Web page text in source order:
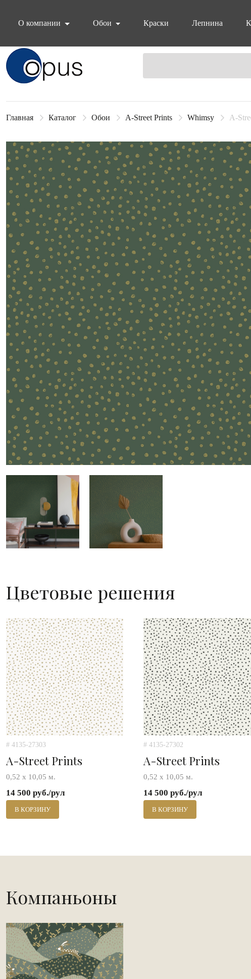
О компании
Обои Краски Лепнина
Блок поиска
Главная Каталог Обои A-Street Prints Whimsy A-
Цветовые решения
# 4135-27303
A-Street Prints
0,52 х 10,05 м.
14 500 руб./рул
В КОРЗИНУ
# 4135-27302
A-Street Prints
0,52 х 10,05 м.
14 500 руб./рул
В КОРЗИНУ
Компаньоны